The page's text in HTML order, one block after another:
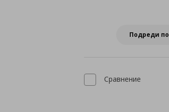
Подреди по
Сравнение